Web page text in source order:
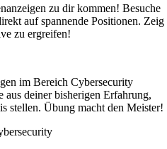
zu dir kommen! Besuche
auf spannende Positionen. Zeig
zu ergreifen!
im Bereich Cybersecurity
aus deiner bisherigen Erfahrung,
stellen. Übung macht den Meister!